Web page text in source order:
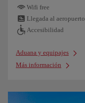
Wifi free
Llegada al aeropuerto
Accesibilidad
Aduana y equipajes
Más información